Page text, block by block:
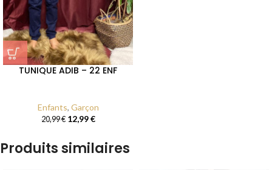
TUNIQUE ADIB – 22 ENF
Enfants, Garçon
20,99€ 12,99€
Produits similaires